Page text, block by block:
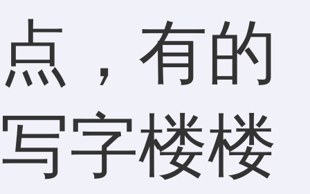
点，有的
写字楼楼